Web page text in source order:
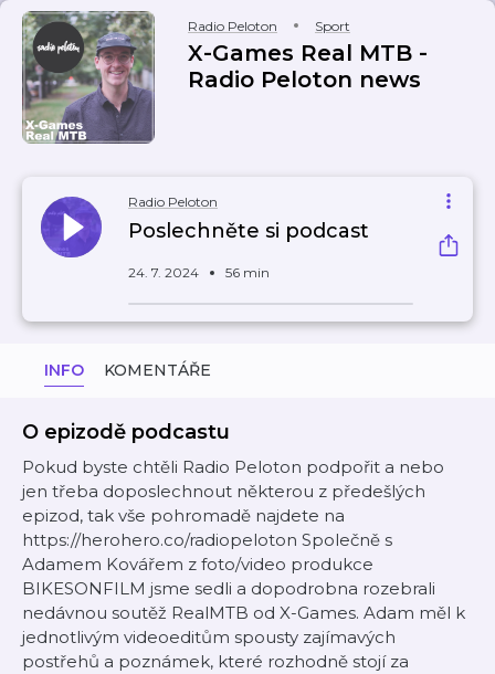
Radio Peloton Sport
X-Games Real MTB -
Radio Peloton news
Radio Peloton
Poslechněte si podcast
24. 7. 2024 56 min
INFO KOMENTÁŘE
O epizodě podcastu
Pokud byste chtěli Radio Peloton podpořit a nebo
jen třeba doposlechnout některou z předešlých
epizod, tak vše pohromadě najdete na
https://herohero.co/radiopeloton Společně s
Adamem Kovářem z foto/video produkce
BIKESONFILM jsme sedli a dopodrobna rozebrali
nedávnou soutěž RealMTB od X-Games. Adam měl k
jednotlivým videoeditům spousty zajímavých
postřehů a poznámek, které rozhodně stojí za